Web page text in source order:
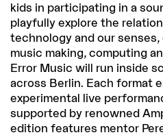
kids in participating in a
playfully explore the
technology and our
music making, computing
Error Music will run inside
across Berlin. Each format
experimental live
supported by renowned
edition features mentor